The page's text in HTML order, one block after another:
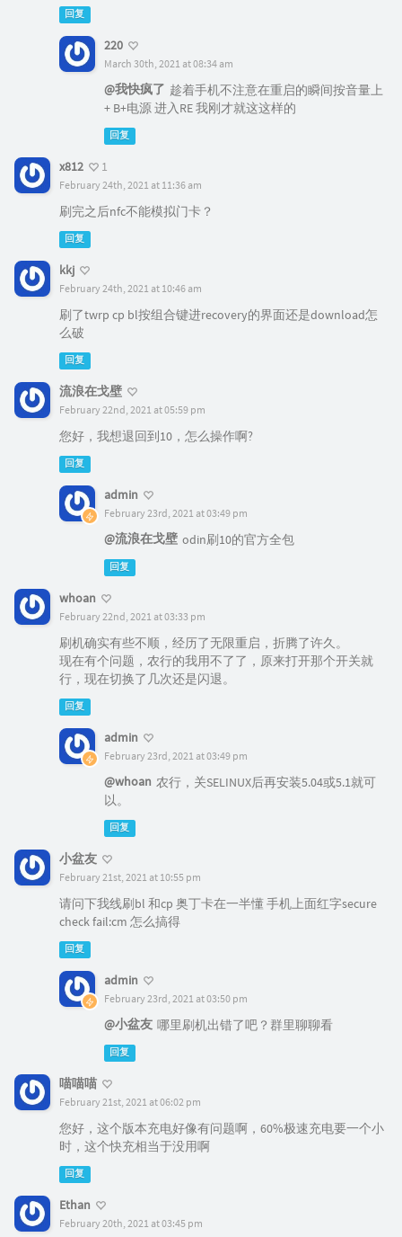
回复
220
March 30th, 2021 at 08:34 am
@我快疯了 趁着手机不注意在重启的瞬间按音量上
+ B+电源 进入RE 我刚才就这这样的
回复
x812 1
February 24th, 2021 at 11:36 am
刷完之后nfc不能模拟门卡？
回复
kkj
February 24th, 2021 at 10:46 am
刷了twrp cp bl按组合键进recovery的界面还是download怎
么破
回复
流浪在戈壁
February 22nd, 2021 at 05:59 pm
您好，我想退回到10，怎么操作啊?
回复
admin
February 23rd, 2021 at 03:49 pm
@流浪在戈壁 odin刷10的官方全包
回复
whoan
February 22nd, 2021 at 03:33 pm
刷机确实有些不顺，经历了无限重启，折腾了许久。
现在有个问题，农行的我用不了了，原来打开那个开关就
行，现在切换了几次还是闪退。
回复
admin
February 23rd, 2021 at 03:49 pm
@whoan 农行，关SELINUX后再安装5.04或5.1就可
以。
回复
小盆友
February 21st, 2021 at 10:55 pm
请问下我线刷bl 和cp 奥丁卡在一半懂 手机上面红字secure
check fail:cm 怎么搞得
回复
admin
February 23rd, 2021 at 03:50 pm
@小盆友 哪里刷机出错了吧？群里聊聊看
回复
喵喵喵
February 21st, 2021 at 06:02 pm
您好，这个版本充电好像有问题啊，60%极速充电要一个小
时，这个快充相当于没用啊
回复
Ethan
February 20th, 2021 at 03:45 pm